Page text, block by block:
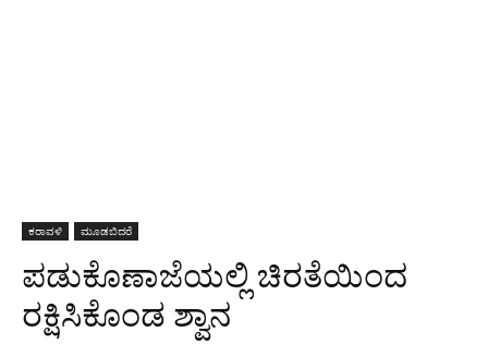
ಕರಾವಳಿ ಮೂಡಬಿದರೆ
ಪಡುಕೊಣಾಜೆಯಲ್ಲಿ ಚಿರತೆಯಿಂದ
ರಕ್ಷಿಸಿಕೊಂಡ ಶ್ವಾನ